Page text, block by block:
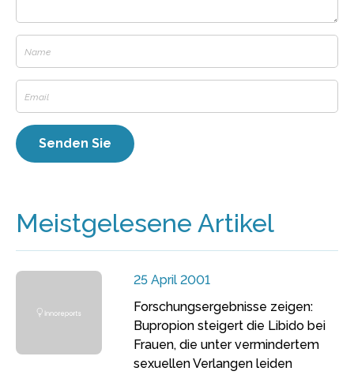
Meistgelesene Artikel
25 April 2001
Forschungsergebnisse zeigen:
Bupropion steigert die Libido bei
Frauen, die unter vermindertem
sexuellen Verlangen leiden